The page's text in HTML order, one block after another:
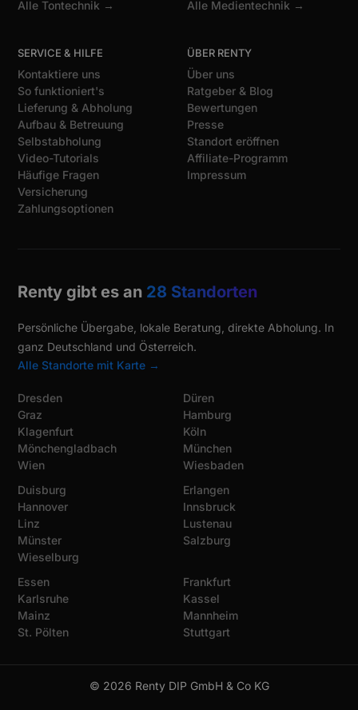
Alle Tontechnik →
Alle Medientechnik →
SERVICE & HILFE
Kontaktiere uns
So funktioniert's
Lieferung & Abholung
Aufbau & Betreuung
Selbstabholung
Video-Tutorials
Häufige Fragen
Versicherung
Zahlungsoptionen
ÜBER RENTY
Über uns
Ratgeber & Blog
Bewertungen
Presse
Standort eröffnen
Affiliate-Programm
Impressum
Renty gibt es an 28 Standorten
Persönliche Übergabe, lokale Beratung, direkte Abholung. In
ganz Deutschland und Österreich.
Alle Standorte mit Karte →
Dresden
Graz
Klagenfurt
Mönchengladbach
Wien
Düren
Hamburg
Köln
München
Wiesbaden
Duisburg
Hannover
Linz
Münster
Wieselburg
Erlangen
Innsbruck
Lustenau
Salzburg
Essen
Karlsruhe
Mainz
St. Pölten
Frankfurt
Kassel
Mannheim
Stuttgart
© 2026 Renty DIP GmbH & Co KG